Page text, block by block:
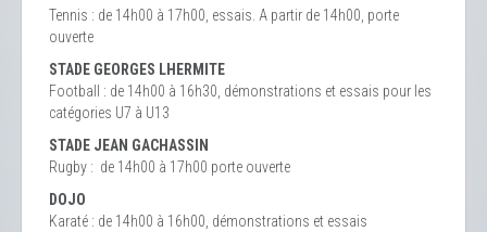
Tennis : de 14h00 à 17h00, essais. A partir de 14h00, porte
ouverte
STADE GEORGES LHERMITE
Football : de 14h00 à 16h30, démonstrations et essais pour les
catégories U7 à U13
STADE JEAN GACHASSIN
Rugby : de 14h00 à 17h00 porte ouverte
DOJO
Karaté : de 14h00 à 16h00, démonstrations et essais